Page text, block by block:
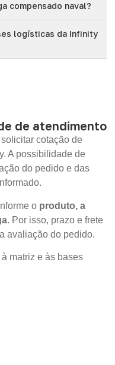
compensado naval?
logísticas da Infinity
de atendimento
cotação de
A possibilidade de
do pedido e das
o produto, a
. Por isso, prazo e frete
avaliação do pedido.
matriz e às bases